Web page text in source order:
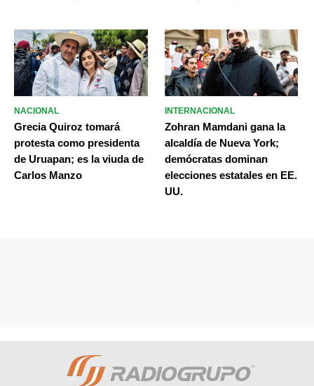
NACIONAL
Grecia Quiroz tomará
protesta como presidenta
de Uruapan; es la viuda de
Carlos Manzo
INTERNACIONAL
Zohran Mamdani gana la
alcaldía de Nueva York;
demócratas dominan
elecciones estatales en EE.
UU.